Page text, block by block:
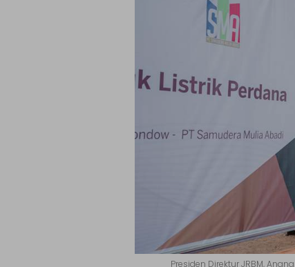
Presiden Direktur JRBM,